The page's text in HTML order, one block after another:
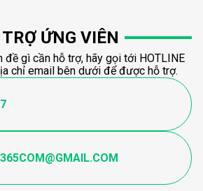
ỨNG VIÊN
đề gì cần hỗ trợ, hãy gọi tới HOTLINE
chỉ email bên dưới để được hỗ trợ.